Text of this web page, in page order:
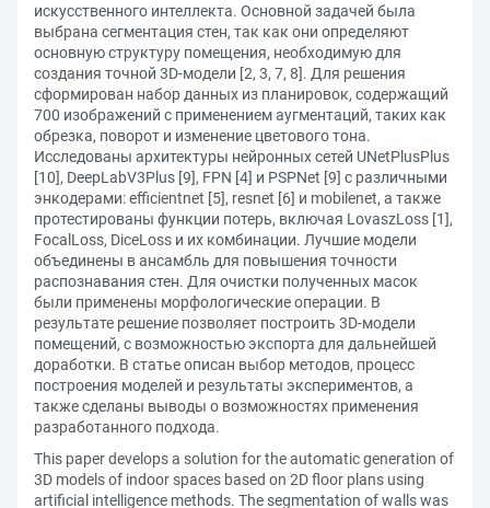
искусственного интеллекта. Основной задачей была
выбрана сегментация стен, так как они определяют
основную структуру помещения, необходимую для
создания точной 3D-модели [2, 3, 7, 8]. Для решения
сформирован набор данных из планировок, содержащий
700 изображений с применением аугментаций, таких как
обрезка, поворот и изменение цветового тона.
Исследованы архитектуры нейронных сетей UNetPlusPlus
[10], DeepLabV3Plus [9], FPN [4] и PSPNet [9] с различными
энкодерами: efficientnet [5], resnet [6] и mobilenet, а также
протестированы функции потерь, включая LovaszLoss [1],
FocalLoss, DiceLoss и их комбинации. Лучшие модели
объединены в ансамбль для повышения точности
распознавания стен. Для очистки полученных масок
были применены морфологические операции. В
результате решение позволяет построить 3D-модели
помещений, с возможностью экспорта для дальнейшей
доработки. В статье описан выбор методов, процесс
построения моделей и результаты экспериментов, а
также сделаны выводы о возможностях применения
разработанного подхода.
This paper develops a solution for the automatic generation of
3D models of indoor spaces based on 2D floor plans using
artificial intelligence methods. The segmentation of walls was